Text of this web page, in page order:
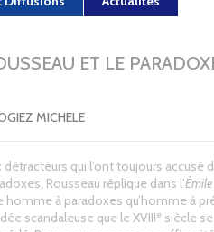
ET LE
MICHELE
détracteurs qui l’ont toujours accusé
Rousseau réplique dans l’Émile
homme à paradoxes qu’homme à
scandaleuse que le XVIIIe siècle